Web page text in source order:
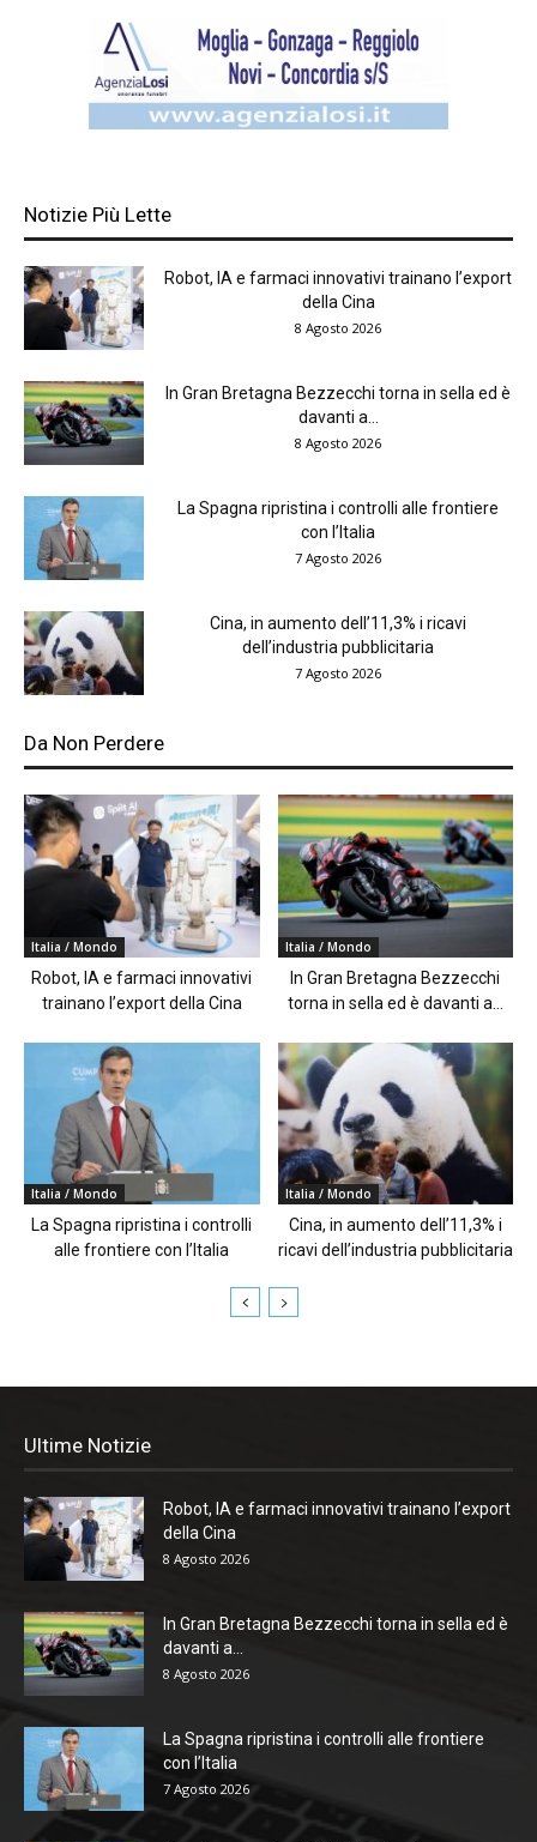
Notizie Più Lette
Robot, IA e farmaci innovativi trainano l’export
della Cina
8 Agosto 2026
In Gran Bretagna Bezzecchi torna in sella ed è
davanti a...
8 Agosto 2026
La Spagna ripristina i controlli alle frontiere
con l’Italia
7 Agosto 2026
Cina, in aumento dell’11,3% i ricavi
dell’industria pubblicitaria
7 Agosto 2026
Da Non Perdere
Italia / Mondo
Robot, IA e farmaci innovativi
trainano l’export della Cina
Italia / Mondo
In Gran Bretagna Bezzecchi
torna in sella ed è davanti a...
Italia / Mondo
La Spagna ripristina i controlli
alle frontiere con l’Italia
Italia / Mondo
Cina, in aumento dell’11,3% i
ricavi dell’industria pubblicitaria
Ultime Notizie
Robot, IA e farmaci innovativi trainano l’export
della Cina
8 Agosto 2026
In Gran Bretagna Bezzecchi torna in sella ed è
davanti a...
8 Agosto 2026
La Spagna ripristina i controlli alle frontiere
con l’Italia
7 Agosto 2026